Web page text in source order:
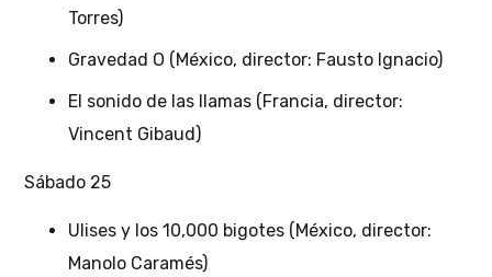
Torres)
Gravedad O (México, director: Fausto Ignacio)
El sonido de las llamas (Francia, director:
Vincent Gibaud)
Sábado 25
Ulises y los 10,000 bigotes (México, director:
Manolo Caramés)